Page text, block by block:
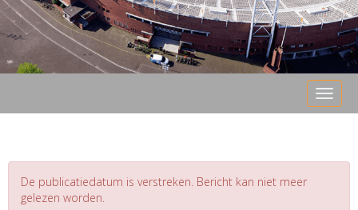
Toggle
De publicatiedatum is verstreken. Bericht kan niet meer
gelezen worden.